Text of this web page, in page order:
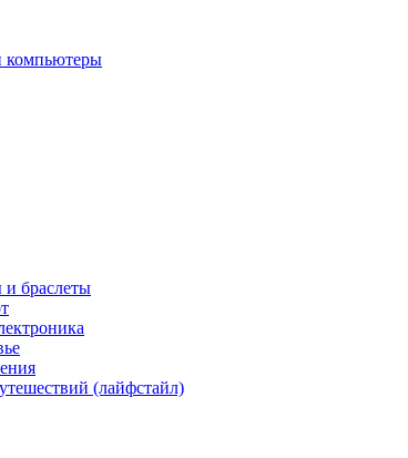
компьютеры
браслеты
(лайфстайл)